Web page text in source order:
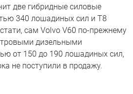
две гибридные силовые
340 лошадиных сил и T8
сам Volvo V60 по-прежнему
дизельными
от 150 до 190 лошадиных сил,
не поступили в продажу.